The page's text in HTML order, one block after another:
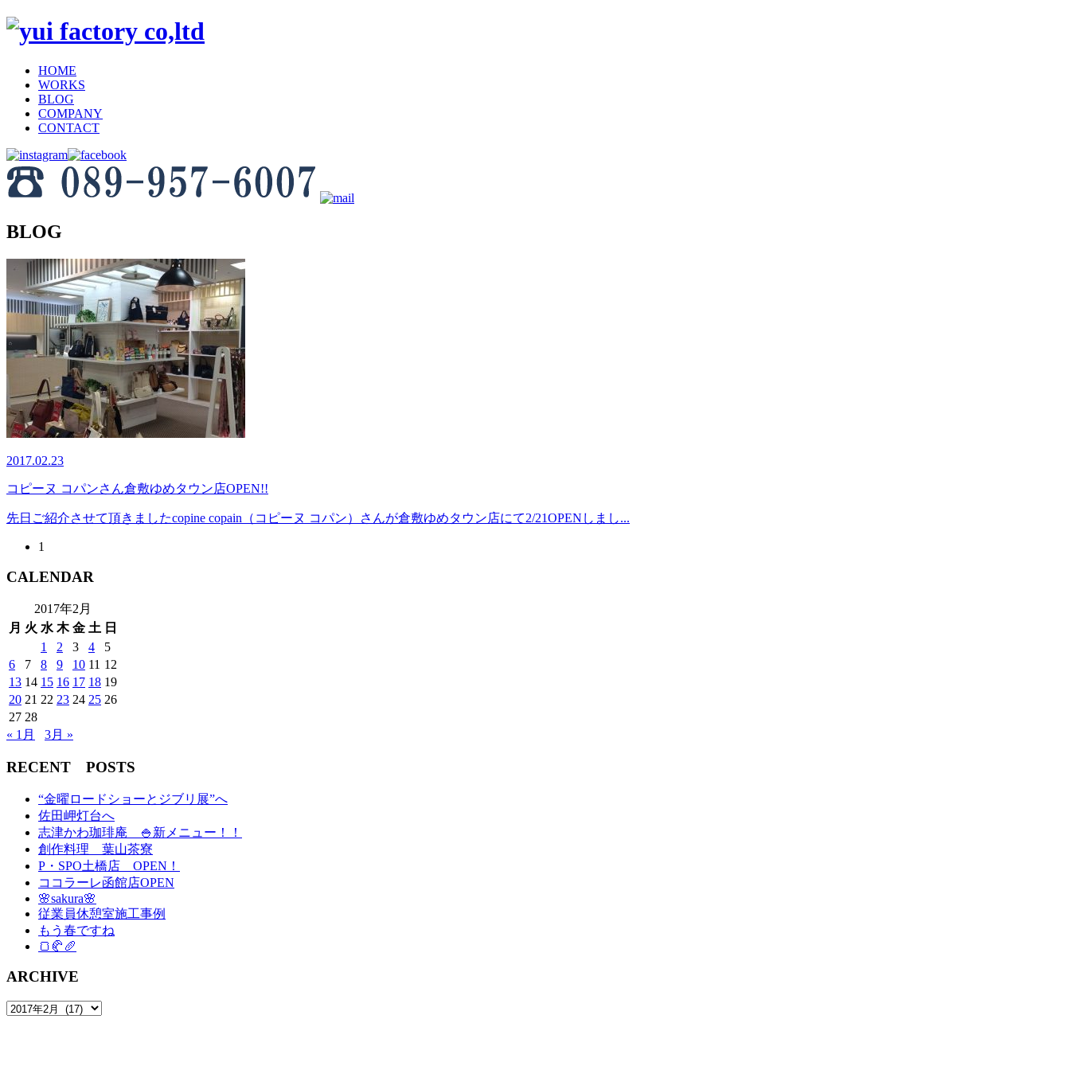
HOME
WORKS
BLOG
COMPANY
CONTACT
BLOG
2017.02.23
コピーヌ コパンさん倉敷ゆめタウン店OPEN!!
先日ご紹介させて頂きましたcopine copain（コピーヌ コパン）さんが倉敷ゆめタウン店にて2/21OPENしまし...
1
CALENDAR
2017年2月
月 火 水 木 金 土 日
1
2 3 4
5
6
7 8 9 10 11 12
13 14 15 16 17 18 19
20 21 22 23 24 25 26
27 28
« 1月
3月 »
RECENT POSTS
“金曜ロードショーとジブリ展”へ
佐田岬灯台へ
志津かわ珈琲庵 🍚新メニュー！！
創作料理 葉山茶寮
P・SPO土橋店 OPEN！
ココラーレ函館店OPEN
🌸sakura🌸
従業員休憩室施工事例
もう春ですね
🍞🥐🥖
ARCHIVE
ARCHIVE